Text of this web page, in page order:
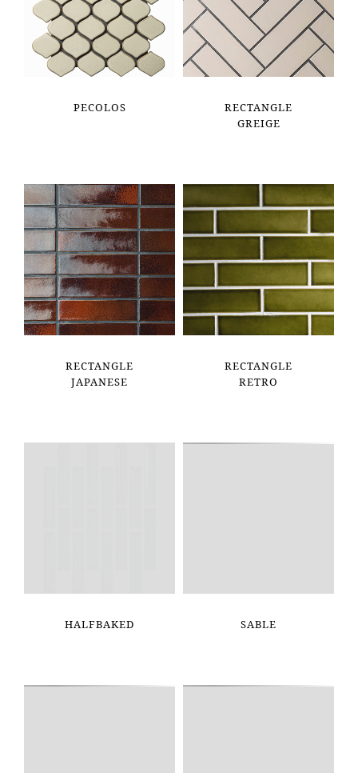
PECOLOS
RECTANGLE
GREIGE
RECTANGLE
JAPANESE
RECTANGLE
RETRO
HALFBAKED SABLE